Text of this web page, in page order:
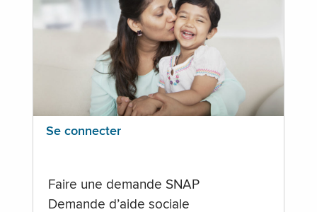
Se connecter
Faire une demande SNAP
Demande d’aide sociale